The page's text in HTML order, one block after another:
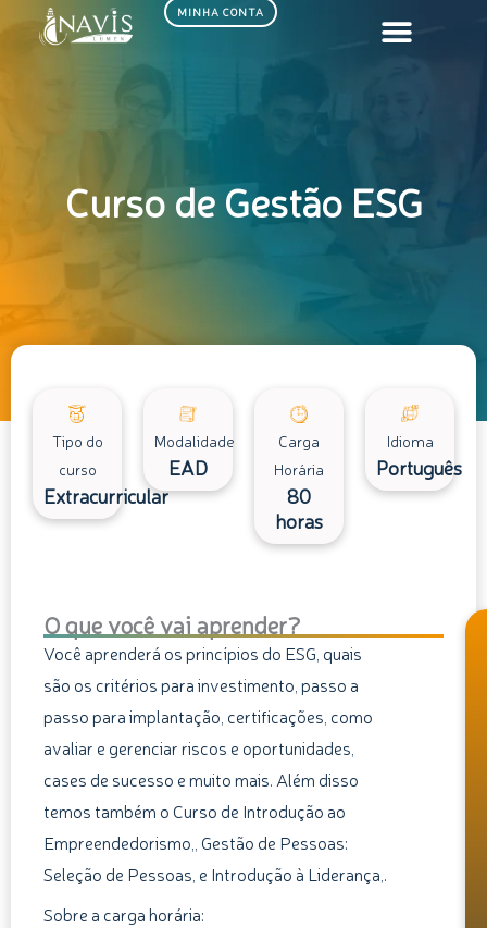
MINHA CONTA
Curso de Gestão ESG
Tipo do
curso
Extracurricular
Modalidade
EAD
Carga
Horária
80
horas
Idioma
Português
O que você vai aprender?
Você aprenderá os princípios do ESG, quais
são os critérios para investimento, passo a
passo para implantação, certificações, como
avaliar e gerenciar riscos e oportunidades,
cases de sucesso e muito mais. Além disso
temos também o Curso de Introdução ao
Empreendedorismo,, Gestão de Pessoas:
Seleção de Pessoas, e Introdução à Liderança,.
Sobre a carga horária: